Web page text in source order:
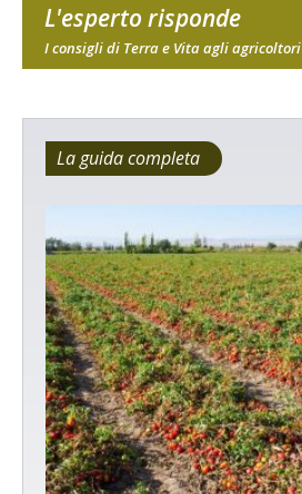
L'esperto risponde
I consigli di Terra e Vita agli agricoltori
La guida completa